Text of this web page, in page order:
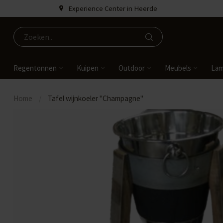
Experience Center in Heerde
Regentonnen Kuipen Outdoor Meubels
Home Tafel wijnkoeler "Champagne"